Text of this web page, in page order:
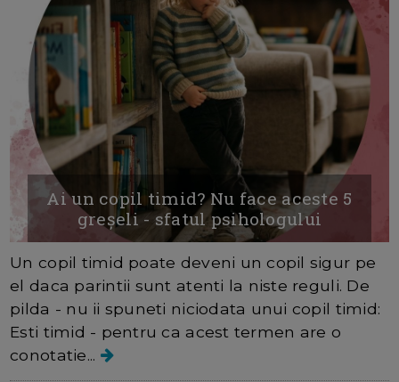
Ai un copil timid? Nu face aceste 5
greșeli - sfatul psihologului
Un copil timid poate deveni un copil sigur pe
el daca parintii sunt atenti la niste reguli. De
pilda - nu ii spuneti niciodata unui copil timid:
Esti timid - pentru ca acest termen are o
conotatie...